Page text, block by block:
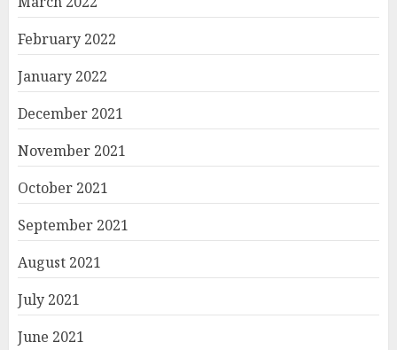
February 2022
January 2022
December 2021
November 2021
October 2021
September 2021
August 2021
July 2021
June 2021